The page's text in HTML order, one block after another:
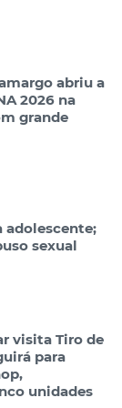
abriu a
2026 na
grande
adolescente;
sexual
visita Tiro de
para
unidades